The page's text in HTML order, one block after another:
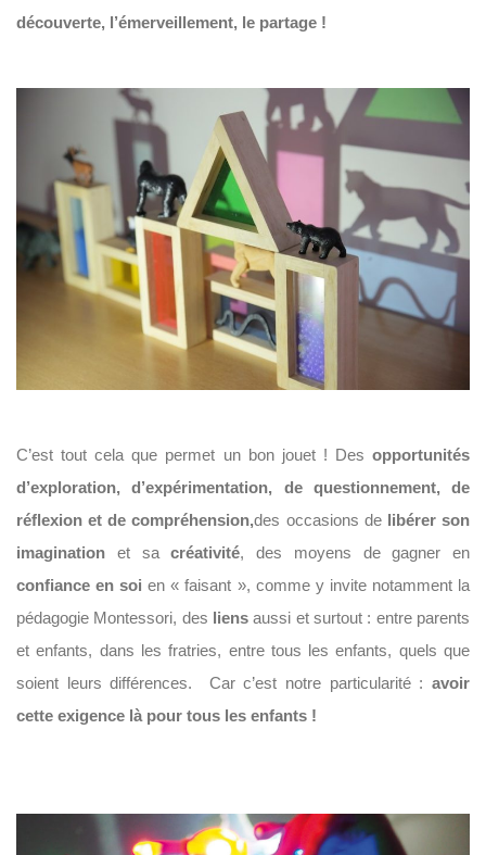
découverte, l’émerveillement, le partage !
C’est tout cela que permet un bon jouet ! Des opportunités
d’exploration, d’expérimentation, de questionnement, de
réflexion et de compréhension,des occasions de libérer son
imagination et sacréativité, des moyens de gagner en
confiance en soi en « faisant », comme y invite notamment la
pédagogie Montessori, des liens aussi et surtout : entre parents
et enfants, dans les fratries, entre tous les enfants, quels que
soient leurs différences. Car c’est notre particularité : avoir
cette exigence là pour tous les enfants !